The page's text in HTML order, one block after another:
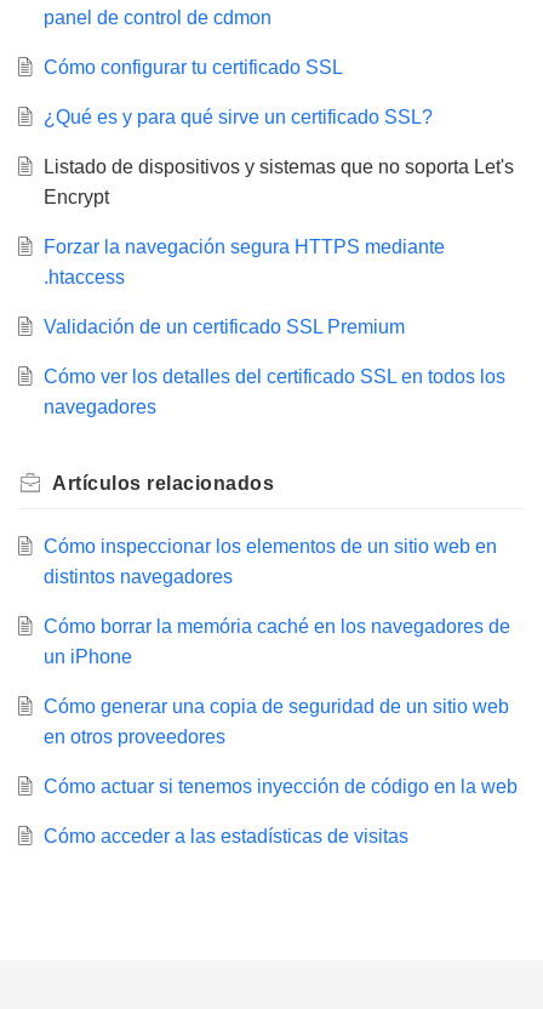
panel de control de cdmon
Cómo configurar tu certificado SSL
¿Qué es y para qué sirve un certificado SSL?
Listado de dispositivos y sistemas que no soporta Let's
Encrypt
Forzar la navegación segura HTTPS mediante
.htaccess
Validación de un certificado SSL Premium
Cómo ver los detalles del certificado SSL en todos los
navegadores
Artículos relacionados
Cómo inspeccionar los elementos de un sitio web en
distintos navegadores
Cómo borrar la memória caché en los navegadores de
un iPhone
Cómo generar una copia de seguridad de un sitio web
en otros proveedores
Cómo actuar si tenemos inyección de código en la web
Cómo acceder a las estadísticas de visitas